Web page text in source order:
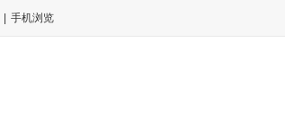
手机浏览